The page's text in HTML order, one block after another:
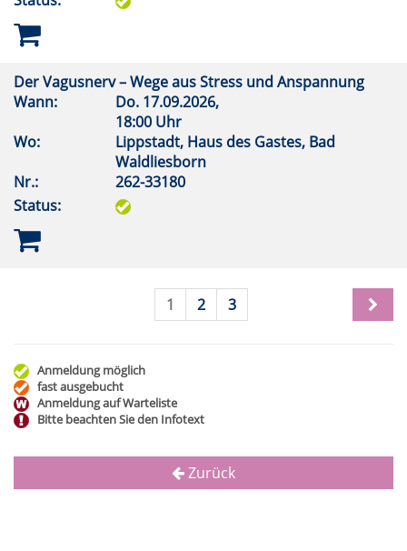
Der Vagusnerv – Wege aus Stress und Anspannung
Wann:
Do. 17.09.2026,
18:00 Uhr
Wo:
Lippstadt, Haus des Gastes, Bad
Waldliesborn
Nr.:
262-33180
Status:
1 2 3
Anmeldung möglich
fast ausgebucht
Anmeldung auf Warteliste
Bitte beachten Sie den Infotext
Zurück